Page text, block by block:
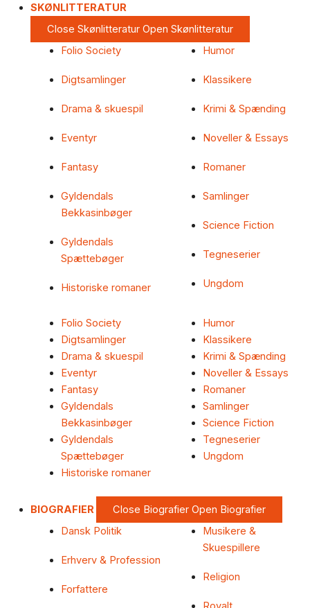
SKØNLITTERATUR
Close Skønlitteratur Open Skønlitteratur
Folio Society
Digtsamlinger
Drama & skuespil
Eventyr
Fantasy
Gyldendals
Bekkasinbøger
Gyldendals
Spættebøger
Historiske romaner
Humor
Klassikere
Krimi & Spænding
Noveller & Essays
Romaner
Samlinger
Science Fiction
Tegneserier
Ungdom
Folio Society
Digtsamlinger
Drama & skuespil
Eventyr
Fantasy
Gyldendals
Bekkasinbøger
Gyldendals
Spættebøger
Historiske romaner
Humor
Klassikere
Krimi & Spænding
Noveller & Essays
Romaner
Samlinger
Science Fiction
Tegneserier
Ungdom
BIOGRAFIER Close Biografier Open Biografier
Dansk Politik
Erhverv & Profession
Forfattere
Musikere &
Skuespillere
Religion